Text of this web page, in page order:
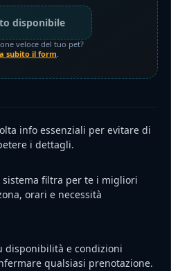
disponibile
veloce del tuo pet?
subito il form.
info essenziali per evitare di
i dettagli.
sistema filtra per te i migliori
orari e necessità
disponibilità e condizioni
qualsiasi prenotazione.